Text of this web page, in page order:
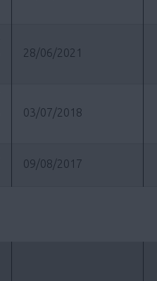
28/06/2021
03/07/2018
09/08/2017